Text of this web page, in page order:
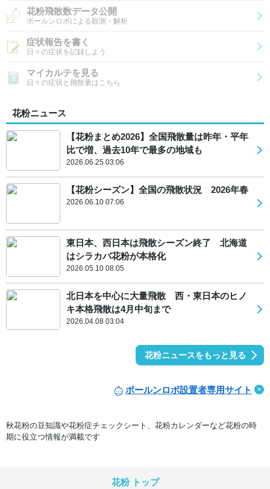
花粉飛散数データ公開
ポールンロボによる観測・解析
症状報告を書く
日々の症状を記録しよう
マイカルテを見る
日々の症状と飛散量はこちら
花粉ニュース
【花粉まとめ2026】全国飛散量は昨年・平年
比で増、過去10年で最多の地域も
2026.06.25 03:06
【花粉シーズン】全国の飛散状況 2026年春
2026.06.10 07:06
東日本、西日本は飛散シーズン終了 北海道
はシラカバ花粉が本格化
2026.05.10 08:05
北日本を中心に大量飛散 西・東日本のヒノ
キ本格飛散は4月中旬まで
2026.04.08 03:04
花粉ニュースをもっと見る
ポールンロボ設置者専用サイト
秋花粉の豆知識や花粉症チェックシート、花粉カレンダーなど花粉の時
期に役立つ情報が満載です
花粉 トップ